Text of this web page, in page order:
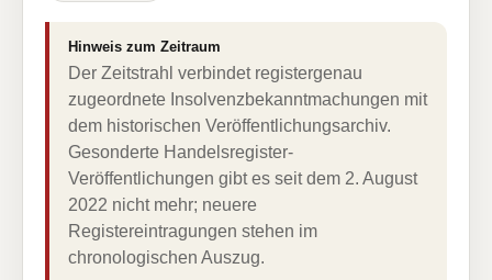
Hinweis zum Zeitraum
Der Zeitstrahl verbindet registergenau
zugeordnete Insolvenzbekanntmachungen mit
dem historischen Veröffentlichungsarchiv.
Gesonderte Handelsregister-
Veröffentlichungen gibt es seit dem 2. August
2022 nicht mehr; neuere
Registereintragungen stehen im
chronologischen Auszug.